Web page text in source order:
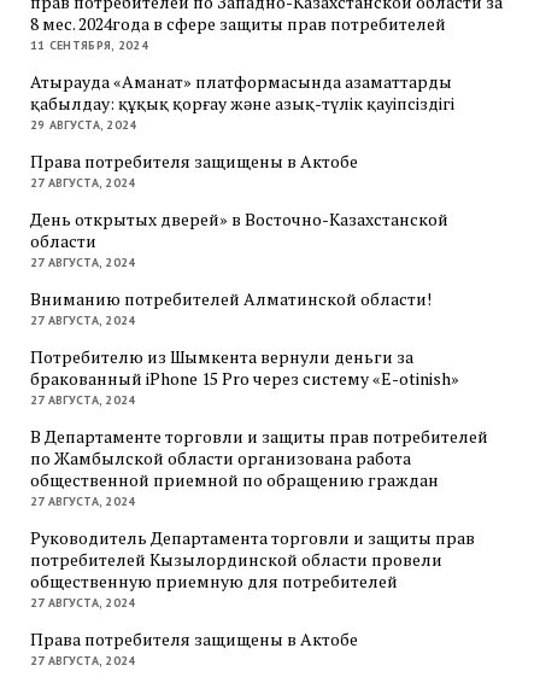
8 мес. 2024года в сфере защиты прав потребителей
11 СЕНТЯБРЯ, 2024
Атырауда «Аманат» платформасында азаматтарды
қабылдау: құқық қорғау және азық-түлік қауіпсіздігі
29 АВГУСТА, 2024
Права потребителя защищены в Актобе
27 АВГУСТА, 2024
День открытых дверей» в Восточно-Казахстанской
области
27 АВГУСТА, 2024
Вниманию потребителей Алматинской области!
27 АВГУСТА, 2024
Потребителю из Шымкента вернули деньги за
бракованный iPhone 15 Pro через систему «E-otinish»
27 АВГУСТА, 2024
В Департаменте торговли и защиты прав потребителей
по Жамбылской области организована работа
общественной приемной по обращению граждан
27 АВГУСТА, 2024
Руководитель Департамента торговли и защиты прав
потребителей Кызылординской области провели
общественную приемную для потребителей
27 АВГУСТА, 2024
Права потребителя защищены в Актобе
27 АВГУСТА, 2024